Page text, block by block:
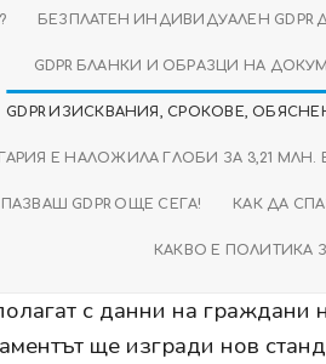
БЕЗПЛАТЕН ИНДИВИДУАЛЕН GDPR
GDPR БЛАНКИ И ОБРАЗЦИ НА
GDPR ИЗИСКВАНИЯ, СРОКОВЕ,
Е НАЛОЖИЛА ГЛОБИ ЗА 3,21 МЛН.
GDPR ОЩЕ СЕГА! КАК ДА
КАКВО Е ПОЛИТИКА
с данни на
ще изгради нов